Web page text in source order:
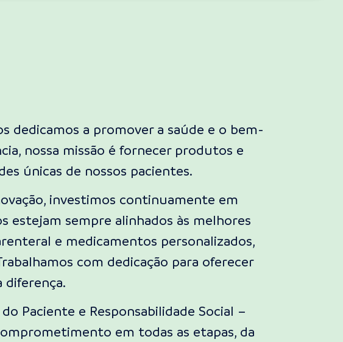
dedicamos a promover a saúde e o bem-
nossa missão é fornecer produtos e
únicas de nossos pacientes.
investimos continuamente em
estejam sempre alinhados às melhores
e medicamentos personalizados,
com dedicação para oferecer
diferença.
Paciente e Responsabilidade Social –
em todas as etapas, da